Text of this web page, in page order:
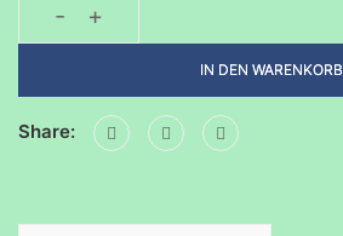
-
Geburtstagsparty-
+
IN DEN WARENKORB
Share: